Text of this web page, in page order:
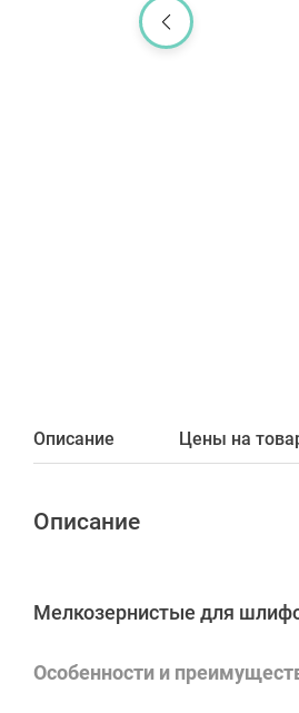
Описание Цены на
Описание
Мелкозернистые для
Особенности и